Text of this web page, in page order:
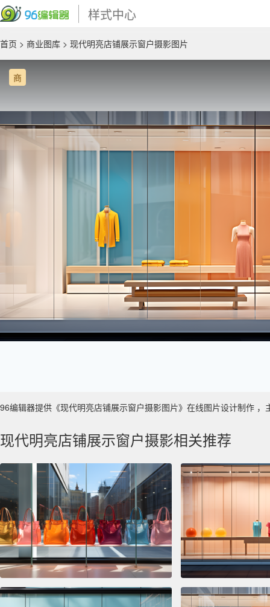
样式中心
首页 > 商业图库 > 现代明亮店铺展示窗户摄影图片
商
96编辑器提供《现代明亮店铺展示窗户摄影图片》在线图片设计制作
现代明亮店铺展示窗户摄影相关推荐